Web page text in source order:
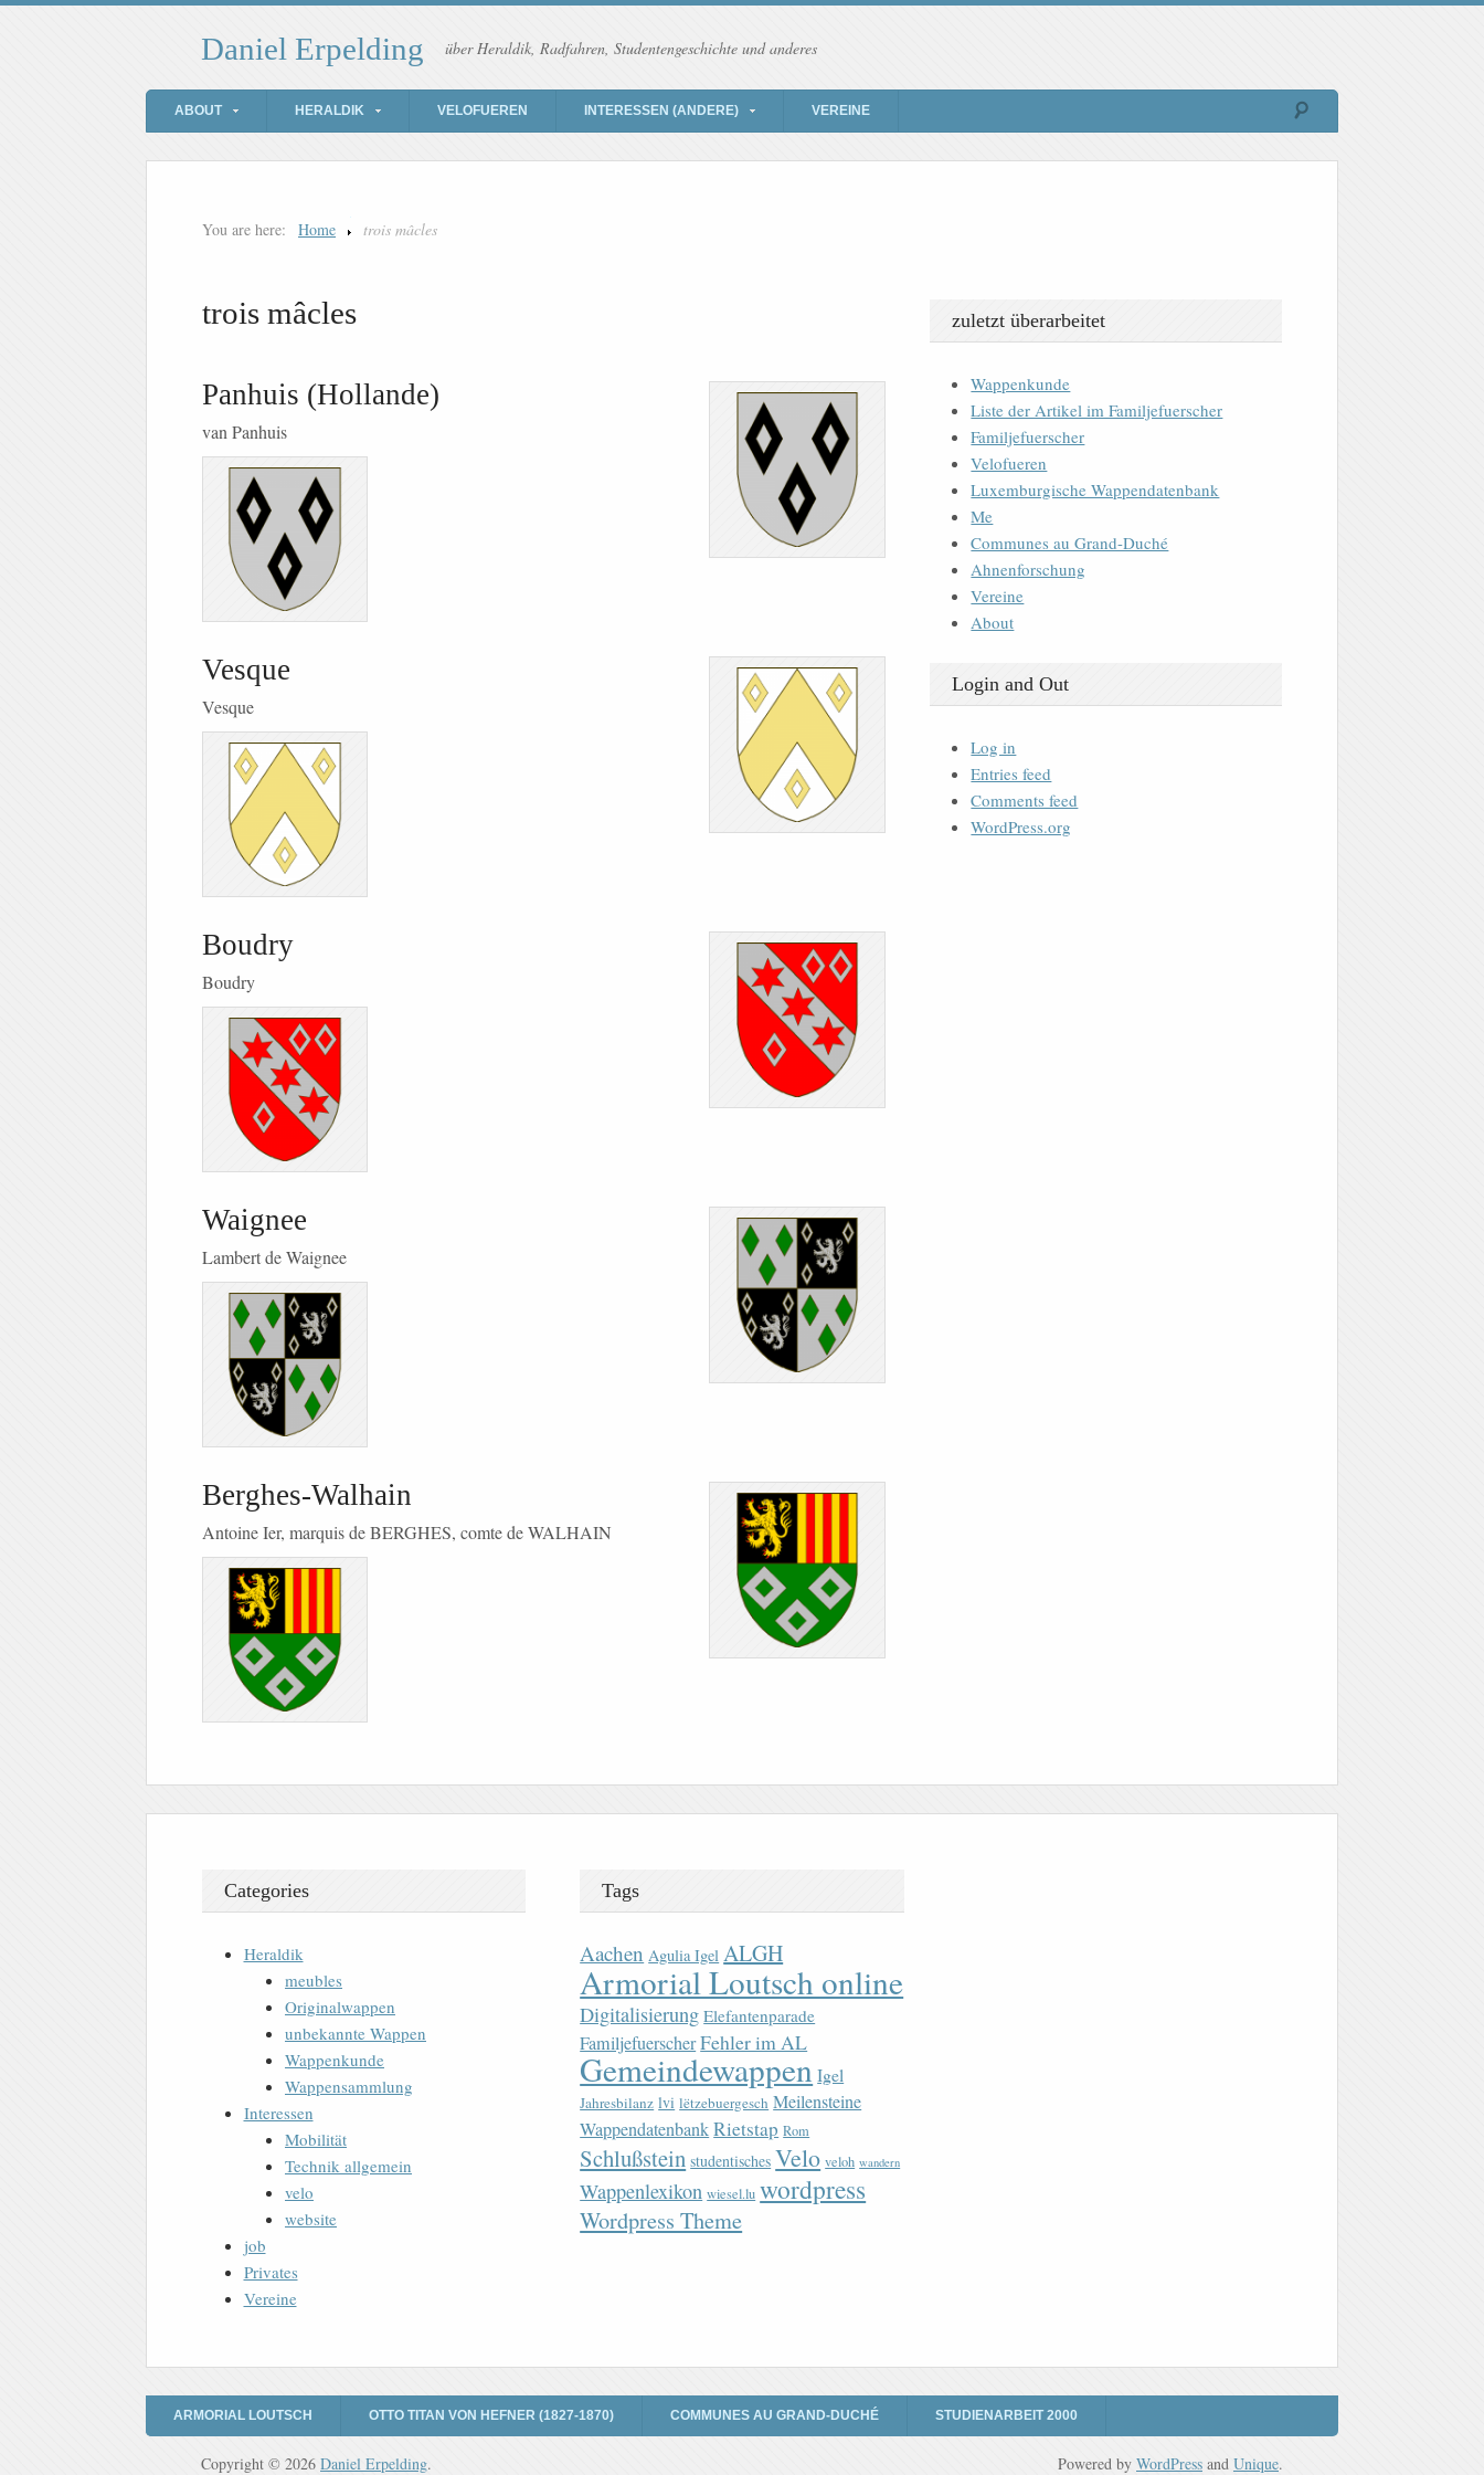
Daniel Erpelding über Heraldik, Radfahren, Studentengeschichte und anderes
ABOUT HERALDIK VELOFUEREN INTERESSEN (ANDERE) VEREINE
You are here: Home trois mâcles
trois mâcles
Panhuis (Hollande)
van Panhuis
Vesque
Vesque
Boudry
Boudry
Waignee
Lambert de Waignee
Berghes-Walhain
Antoine Ier, marquis de BERGHES, comte de WALHAIN
zuletzt überarbeitet
Wappenkunde
Liste der Artikel im Familjefuerscher
Familjefuerscher
Velofueren
Luxemburgische Wappendatenbank
Me
Communes au Grand-Duché
Ahnenforschung
Vereine
About
Login and Out
Log in
Entries feed
Comments feed
WordPress.org
Categories
Heraldik
meubles
Originalwappen
unbekannte Wappen
Wappenkunde
Wappensammlung
Interessen
Mobilität
Technik allgemein
velo
website
job
Privates
Vereine
Tags
Aachen Agulia Igel ALGH
Armorial Loutsch online
Digitalisierung Elefantenparade
FamiljefuerscherFehler im AL
Gemeindewappen Igel
Jahresbilanz lvi lëtzebuergesch Meilensteine
WappendatenbankRietstap Rom
Schlußstein studentisches Velo veloh wandern
Wappenlexikon wiesel.lu wordpress
Wordpress Theme
ARMORIAL LOUTSCH OTTO TITAN VON HEFNER (1827-1870) COMMUNES AU GRAND-DUCHÉ STUDIENARBEIT 2000
Copyright © 2026 Daniel Erpelding. Powered by WordPress and Unique.